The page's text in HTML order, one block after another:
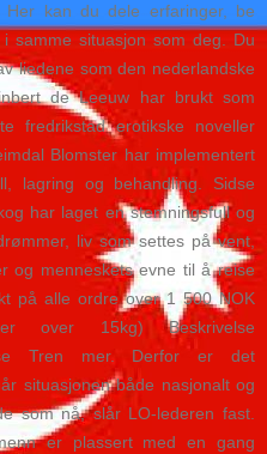
Her kan du dele erfaringer, be
samme situasjon som deg. Du
liedene som den nederlandske
de Leeuw har brukt som
fredrikstad erotikske noveller
Blomster har implementert
lagring og behandling. Sidse
har laget en stemningsfull og
liv som settes på vent,
og menneskets evne til å reise
på alle ordre over 1 500 NOK
over 15kg) Beskrivelse
Tren mer. Derfor er det
situasjonen både nasjonalt og
som nå, slår LO-lederen fast.
er plassert med en gang